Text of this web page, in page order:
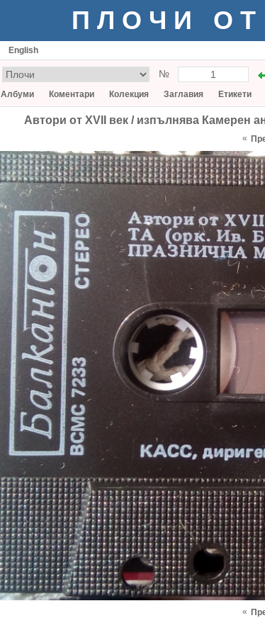
ПЛОЧИ
English
№
Албуми Коментари Колекция Заглавия Етикети
Автори от XVII век / изпълнява Камерен
«
«